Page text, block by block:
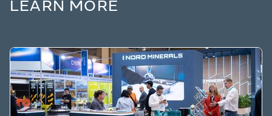
LEARN MORE